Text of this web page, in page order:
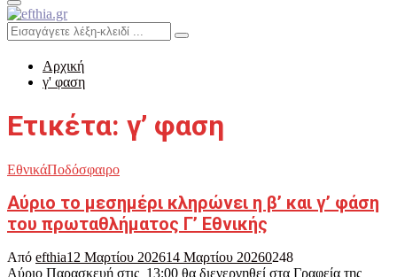
Primary
Menu
Search
for:
Search
Αρχική
γ' φαση
Ετικέτα: γ’ φαση
ΕθνικάΠοδόσφαιρο
Αύριο το μεσημέρι κληρώνει η β’ και γ’ φάση
του πρωταθλήματος Γ’ Εθνικής
Από efthia12 Μαρτίου 202614 Μαρτίου 20260248
Αύριο Παρασκευή στις 13:00 θα διενεργηθεί στα Γραφεία της